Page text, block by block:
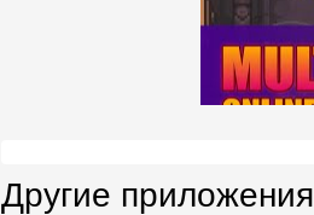
Другие приложения